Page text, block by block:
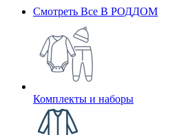
Смотреть Все В РОДДОМ
Комплекты и наборы